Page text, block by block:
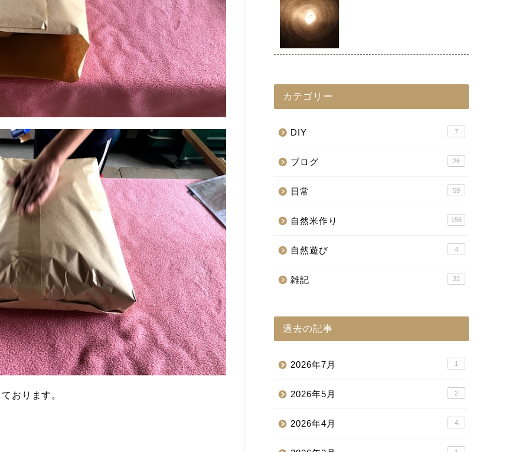
おります。
カテゴリー
DIY 7
ブログ 26
日常 59
自然米作り 156
自然遊び 4
雑記 22
過去の記事
2026年7月 1
2026年5月 2
2026年4月 4